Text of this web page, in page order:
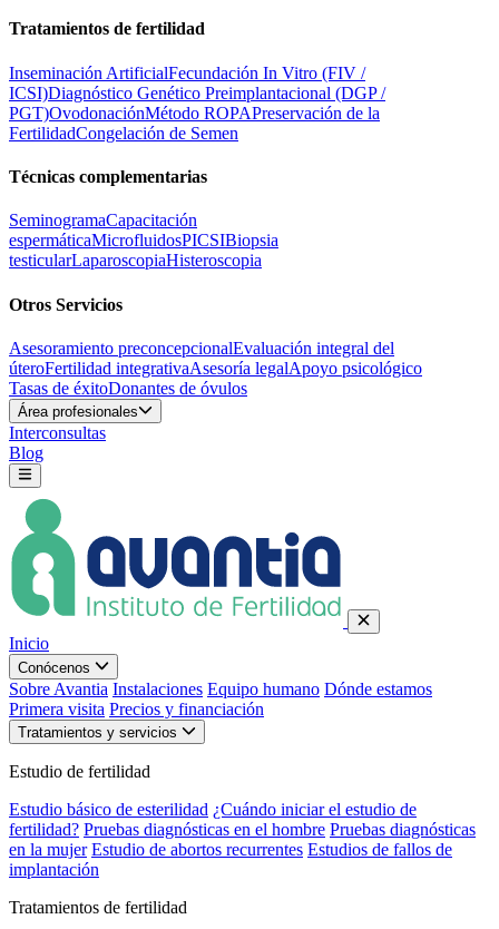
Tratamientos de fertilidad
Inseminación ArtificialFecundación In Vitro (FIV /
ICSI)Diagnóstico Genético Preimplantacional (DGP /
PGT)OvodonaciónMétodo ROPAPreservación de la
FertilidadCongelación de Semen
Técnicas complementarias
SeminogramaCapacitación
espermáticaMicrofluidosPICSIBiopsia
testicularLaparoscopiaHisteroscopia
Otros Servicios
Asesoramiento preconcepcionalEvaluación integral del
úteroFertilidad integrativaAsesoría legalApoyo psicológico
Tasas de éxitoDonantes de óvulos
Área profesionales
Interconsultas
Blog
Inicio
Conócenos
Sobre Avantia Instalaciones Equipo humano Dónde estamos
Primera visita Precios y financiación
Tratamientos y servicios
Estudio de fertilidad
Estudio básico de esterilidad ¿Cuándo iniciar el estudio de
fertilidad? Pruebas diagnósticas en el hombre Pruebas diagnósticas
en la mujer Estudio de abortos recurrentes Estudios de fallos de
implantación
Tratamientos de fertilidad